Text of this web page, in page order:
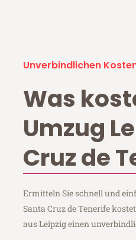
Unverbindlichen
Was
Umzug
Cruz de
Ermitteln Sie schnell und
Santa Cruz de Tenerife
aus Leipzig einen